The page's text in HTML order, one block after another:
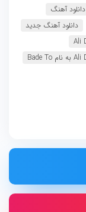
دانلود آهنگ
دانلود آهنگ جدید